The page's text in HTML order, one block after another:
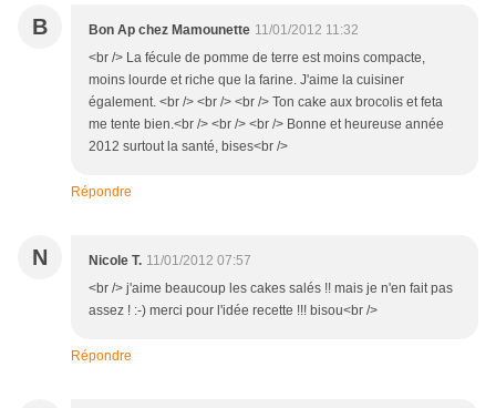
B Bon Ap chez Mamounette 11/01/2012 11:32
<br /> La fécule de pomme de terre est moins compacte,
moins lourde et riche que la farine. J'aime la cuisiner
également. <br /> <br /> <br /> Ton cake aux brocolis et feta
me tente bien.<br /> <br /> <br /> Bonne et heureuse année
2012 surtout la santé, bises<br />
Répondre
N Nicole T. 11/01/2012 07:57
<br /> j'aime beaucoup les cakes salés !! mais je n'en fait pas
assez ! :-) merci pour l'idée recette !!! bisou<br />
Répondre